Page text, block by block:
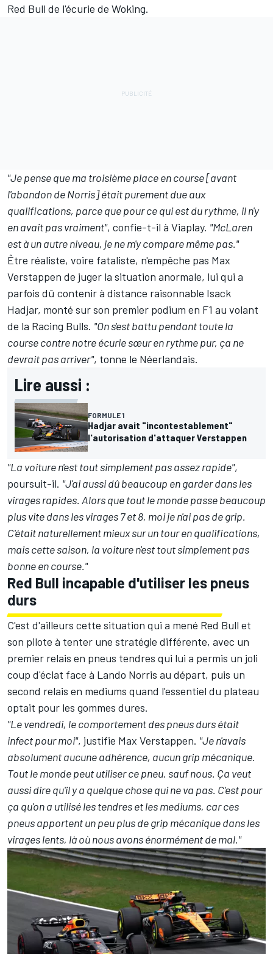
Red Bull de l'écurie de Woking.
"Je pense que ma troisième place en course [avant
l'abandon de Norris] était purement due aux
qualifications, parce que pour ce qui est du rythme, il n'y
en avait pas vraiment", confie-t-il à Viaplay. "McLaren
est à un autre niveau, je ne m'y compare même pas."
Être réaliste, voire fataliste, n'empêche pas Max
Verstappen de juger la situation anormale, lui qui a
parfois dû contenir à distance raisonnable Isack
Hadjar, monté sur son premier podium en F1 au volant
de la Racing Bulls. "On s'est battu pendant toute la
course contre notre écurie sœur en rythme pur, ça ne
devrait pas arriver", tonne le Néerlandais.
Lire aussi :
FORMULE 1
Hadjar avait "incontestablement"
l'autorisation d'attaquer Verstappen
"La voiture n'est tout simplement pas assez rapide",
poursuit-il. "J'ai aussi dû beaucoup en garder dans les
virages rapides. Alors que tout le monde passe beaucoup
plus vite dans les virages 7 et 8, moi je n'ai pas de grip.
C'était naturellement mieux sur un tour en qualifications,
mais cette saison, la voiture n'est tout simplement pas
bonne en course."
Red Bull incapable d'utiliser les pneus
durs
C'est d'ailleurs cette situation qui a mené Red Bull et
son pilote à tenter une stratégie différente, avec un
premier relais en pneus tendres qui lui a permis un joli
coup d'éclat face à Lando Norris au départ, puis un
second relais en mediums quand l'essentiel du plateau
optait pour les gommes dures.
"Le vendredi, le comportement des pneus durs était
infect pour moi", justifie Max Verstappen. "Je n'avais
absolument aucune adhérence, aucun grip mécanique.
Tout le monde peut utiliser ce pneu, sauf nous. Ça veut
aussi dire qu'il y a quelque chose qui ne va pas. C'est pour
ça qu'on a utilisé les tendres et les mediums, car ces
pneus apportent un peu plus de grip mécanique dans les
virages lents, là où nous avons énormément de mal."